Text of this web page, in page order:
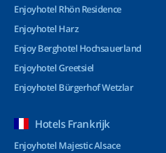
Enjoyhotel Rhön Residence
Enjoyhotel Harz
Enjoy Berghotel Hochsauerland
Enjoyhotel Greetsiel
Enjoyhotel Bürgerhof Wetzlar
Hotels Frankrijk
Enjoyhotel Majestic Alsace